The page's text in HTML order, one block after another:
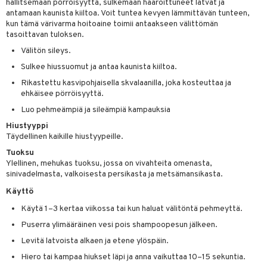
hallitsemaan pörröisyyttä, sulkemaan haaroittuneet latvat ja
antamaan kaunista kiiltoa. Voit tuntea kevyen lämmittävän tunteen,
kun tämä värivarma hoitoaine toimii antaakseen välittömän
tasoittavan tuloksen.
Välitön sileys.
Sulkee hiussuomut ja antaa kaunista kiiltoa.
Rikastettu kasvipohjaisella skvalaanilla, joka kosteuttaa ja
ehkäisee pörröisyyttä.
Luo pehmeämpiä ja sileämpiä kampauksia
Hiustyyppi
Täydellinen kaikille hiustyypeille.
Tuoksu
Ylellinen, mehukas tuoksu, jossa on vivahteita omenasta,
sinivadelmasta, valkoisesta persikasta ja metsämansikasta.
Käyttö
Käytä 1–3 kertaa viikossa tai kun haluat välitöntä pehmeyttä.
Puserra ylimääräinen vesi pois shampoopesun jälkeen.
Levitä latvoista alkaen ja etene ylöspäin.
Hiero tai kampaa hiukset läpi ja anna vaikuttaa 10–15 sekuntia.
& Viikset
3: Kosteutus
ja naamiot
Huulten Hoito
Happy
Miehille
& Soujaus
& Ihonpuhdistus